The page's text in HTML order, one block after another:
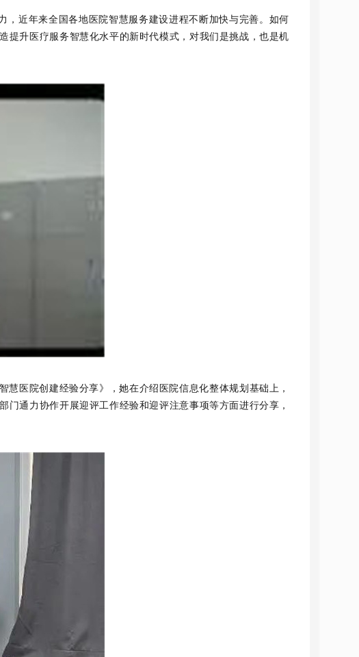
，近年来全国各地医院智慧服务建设进程不断加快与完善。如何
提升医疗服务智慧化水平的新时代模式，对我们是挑战，也是机
医院创建经验分享》，她在介绍医院信息化整体规划基础上，
通力协作开展迎评工作经验和迎评注意事项等方面进行分享，